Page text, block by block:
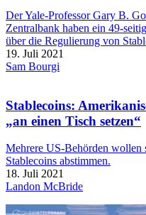
Der Yale-Professor Gary B.
Zentralbank haben ein 49-
über die Regulierung von
19. Juli 2021
Sam Bourgi
Stablecoins:
„an einen Tisch setzen“
Mehrere US-Behörden wollen
Stablecoins abstimmen.
18. Juli 2021
Landon McBride